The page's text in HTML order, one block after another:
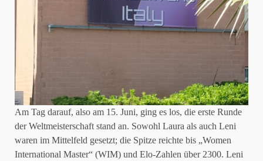
Am Tag darauf, also am 15. Juni, ging es los, die erste Runde
der Weltmeisterschaft stand an. Sowohl Laura als auch Leni
waren im Mittelfeld gesetzt; die Spitze reichte bis „Women
International Master“ (WIM) und Elo-Zahlen über 2300. Leni